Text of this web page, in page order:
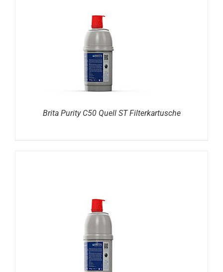
Brita Purity C50 Quell ST Filterkartusche
DETAILS